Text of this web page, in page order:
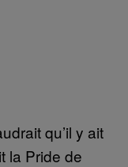
qu’il y ait
la Pride de